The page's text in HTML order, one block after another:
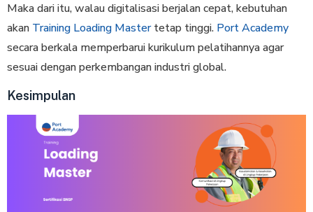
Maka dari itu, walau digitalisasi berjalan cepat, kebutuhan
akan Training Loading Mastertetap tinggi. Port Academy
secara berkala memperbarui kurikulum pelatihannya agar
sesuai dengan perkembangan industri global.
Kesimpulan